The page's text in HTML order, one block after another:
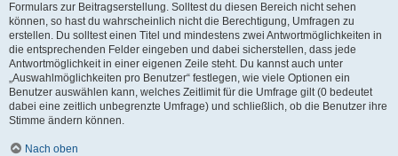
Formulars zur Beitragserstellung. Solltest du diesen Bereich nicht sehen
können, so hast du wahrscheinlich nicht die Berechtigung, Umfragen zu
erstellen. Du solltest einen Titel und mindestens zwei Antwortmöglichkeiten in
die entsprechenden Felder eingeben und dabei sicherstellen, dass jede
Antwortmöglichkeit in einer eigenen Zeile steht. Du kannst auch unter
„Auswahlmöglichkeiten pro Benutzer“ festlegen, wie viele Optionen ein
Benutzer auswählen kann, welches Zeitlimit für die Umfrage gilt (0 bedeutet
dabei eine zeitlich unbegrenzte Umfrage) und schließlich, ob die Benutzer ihre
Stimme ändern können.
Nach oben